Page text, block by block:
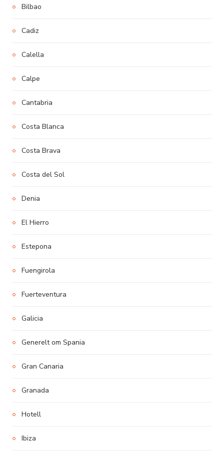
Bilbao
Cadiz
Calella
Calpe
Cantabria
Costa Blanca
Costa Brava
Costa del Sol
Denia
El Hierro
Estepona
Fuengirola
Fuerteventura
Galicia
Generelt om Spania
Gran Canaria
Granada
Hotell
Ibiza